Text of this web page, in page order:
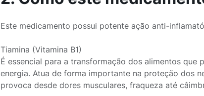
Este medicamento possui potente ação anti-
Tiamina (Vitamina B1)
É essencial para a transformação dos alimentos que
energia. Atua de forma importante na proteção dos
provoca desde dores musculares, fraqueza até